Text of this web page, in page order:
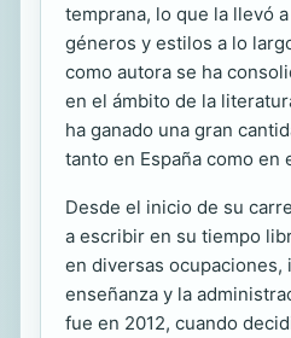
temprana, lo que la llevó
géneros y estilos a lo
como autora se ha
en el ámbito de la
ha ganado una gran
tanto en España como en
Desde el inicio de su
a escribir en su tiempo
en diversas ocupaciones,
enseñanza y la
fue en 2012, cuando